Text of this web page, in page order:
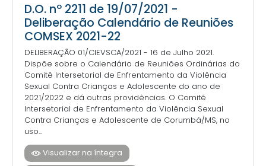
D.O. nº 2211 de 19/07/2021 -
Deliberação Calendário de Reuniões
COMSEX 2021-22
DELIBERAÇÃO 01/CIEVSCA/2021 - 16 de Julho 2021.
Dispõe sobre o Calendário de Reuniões Ordinárias do
Comitê Intersetorial de Enfrentamento da Violência
Sexual Contra Crianças e Adolescente do ano de
2021/2022 e dá outras providências. O Comitê
Intersetorial de Enfrentamento da Violência Sexual
Contra Crianças e Adolescente de Corumbá/MS, no
uso...
Visualizar na íntegra